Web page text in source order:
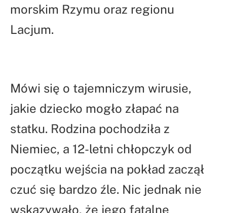
morskim Rzymu oraz regionu
Lacjum.
Mówi się o tajemniczym wirusie,
jakie dziecko mogło złapać na
statku. Rodzina pochodziła z
Niemiec, a 12-letni chłopczyk od
początku wejścia na pokład zaczął
czuć się bardzo źle. Nic jednak nie
wskazywało, że jego fatalne